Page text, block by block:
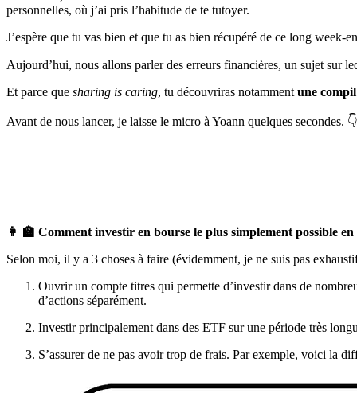
personnelles, où j’ai pris l’habitude de te tutoyer.
J’espère que tu vas bien et que tu as bien récupéré de ce long week-
Aujourd’hui, nous allons parler des erreurs financières, un sujet sur
Et parce que sharing is caring, tu découvriras notamment une
Avant de nous lancer, je laisse le micro à Yoann quelques secondes. 👇
👩 ‍🏫 Comment investir en bourse le plus simplement possible
Selon moi, il y a 3 choses à faire (évidemment, je ne suis pas
Ouvrir un compte titres qui permette d’investir dans de
d’actions séparément.
Investir principalement dans des ETF sur une période très
S’assurer de ne pas avoir trop de frais. Par exemple, voici la